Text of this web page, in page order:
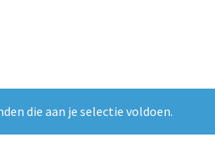
die aan je selectie voldoen.